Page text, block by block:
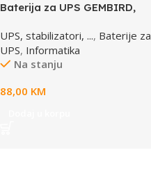
Baterija za UPS GEMBIRD,
UPS, stabilizatori, ..., Baterije za
UPS, Informatika
Na stanju
88,00 KM